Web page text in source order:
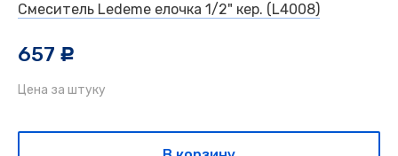
Смеситель Ledeme елочка 1/2" кер. (L4008)
657 c
Цена за штуку